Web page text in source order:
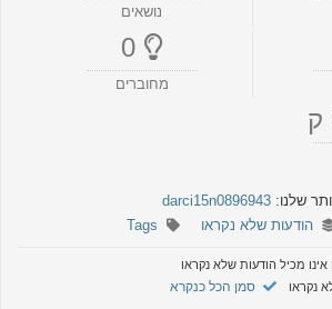
נושאים
0
מחוברים
שלנו: darci15n0896943
הודעות שלא נקראו Tags
אינו מכיל הודעות שלא נקראו
נקראו
סמן הכל כנקרא